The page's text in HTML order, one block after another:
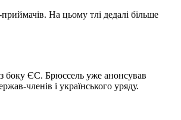
На цьому тлі дедалі більше
з боку ЄС. Брюссель уже анонсував
членів і українського уряду.